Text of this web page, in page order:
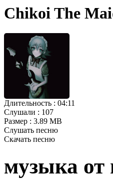
Chikoi The
Длительность : 04:11
Слушали : 107
Размер : 3.89 MB
Слушать песню
Скачать песню
музыка от